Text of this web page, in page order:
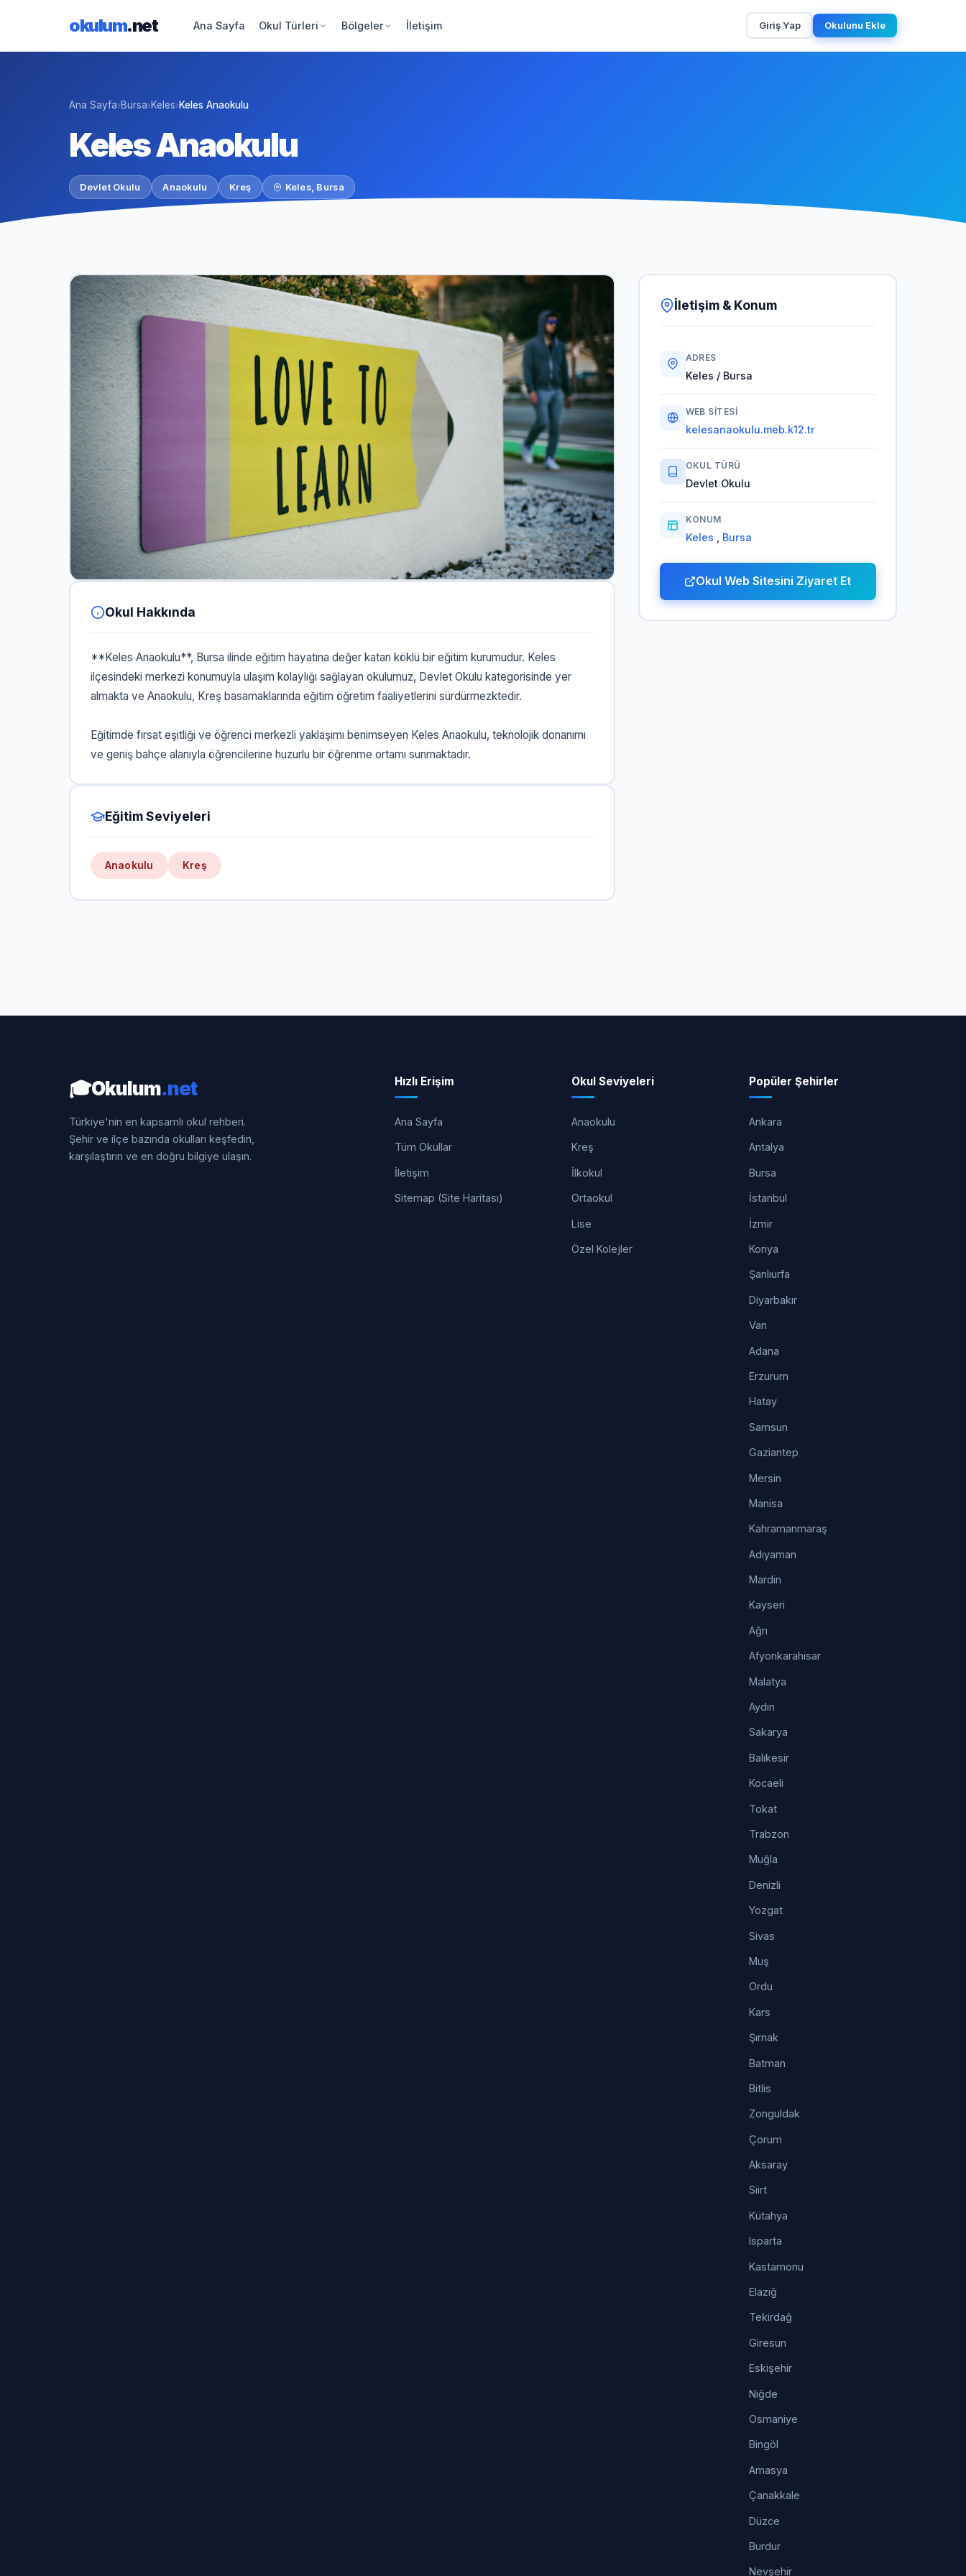
okulum.net Ana Sayfa Okul Türleri Bölgeler İletişim Giriş Yap Okulunu Ekle
Ana Sayfa› Bursa› Keles› Keles Anaokulu
Keles Anaokulu
Devlet Okulu Anaokulu Kreş Keles, Bursa
Okul Hakkında
**Keles Anaokulu**, Bursa ilinde eğitim hayatına değer katan köklü bir eğitim kurumudur. Keles
ilçesindeki merkezi konumuyla ulaşım kolaylığı sağlayan okulumuz, Devlet Okulu kategorisinde yer
almakta ve Anaokulu, Kreş basamaklarında eğitim öğretim faaliyetlerini sürdürmezktedir.
Eğitimde fırsat eşitliği ve öğrenci merkezli yaklaşımı benimseyen Keles Anaokulu, teknolojik donanımı
ve geniş bahçe alanıyla öğrencilerine huzurlu bir öğrenme ortamı sunmaktadır.
Eğitim Seviyeleri
Anaokulu Kreş
İletişim & Konum
ADRES
Keles / Bursa
WEB SITESI
kelesanaokulu.meb.k12.tr
OKUL TÜRÜ
Devlet Okulu
KONUM
Keles Bursa
Okul Web Sitesini Ziyaret Et
🎓Okulum.net
Türkiye'nin en kapsamlı okul rehberi.
Şehir ve ilçe bazında okulları keşfedin,
karşılaştırın ve en doğru bilgiye ulaşın.
Hızlı Erişim
Ana Sayfa
Tüm Okullar
İletişim
Sitemap (Site Haritası)
Okul Seviyeleri
Anaokulu
Kreş
İlkokul
Ortaokul
Lise
Özel Kolejler
Popüler Şehirler
Ankara
Antalya
Bursa
İstanbul
İzmir
Konya
Şanlıurfa
Diyarbakır
Van
Adana
Erzurum
Hatay
Samsun
Gaziantep
Mersin
Manisa
Kahramanmaraş
Adıyaman
Mardin
Kayseri
Ağrı
Afyonkarahisar
Malatya
Aydın
Sakarya
Balıkesir
Kocaeli
Tokat
Trabzon
Muğla
Denizli
Yozgat
Sivas
Muş
Ordu
Kars
Şırnak
Batman
Bitlis
Zonguldak
Çorum
Aksaray
Siirt
Kütahya
Isparta
Kastamonu
Elazığ
Tekirdağ
Giresun
Eskişehir
Niğde
Osmaniye
Bingöl
Amasya
Çanakkale
Düzce
Burdur
Nevşehir